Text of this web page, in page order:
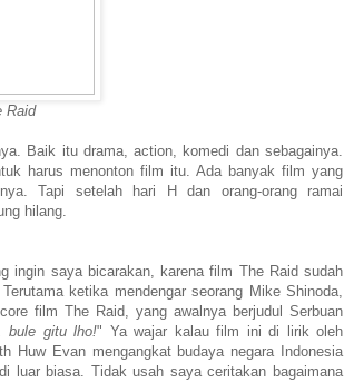
Raid
Baik itu drama, action, komedi dan sebagainya.
harus menonton film itu. Ada banyak film yang
Tapi setelah hari H dan orang-orang ramai
hilang.
ingin saya bicarakan, karena film The Raid sudah
ketika mendengar seorang Mike Shinoda,
film The Raid, yang awalnya berjudul Serbuan
bule gitu lho!" Ya wajar kalau film ini di lirik oleh
Huw Evan mengangkat budaya negara Indonesia
luar biasa. Tidak usah saya ceritakan bagaimana